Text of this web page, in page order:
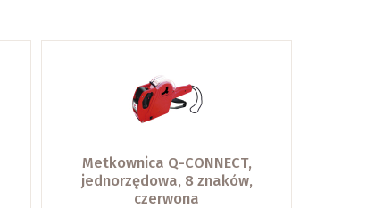
Metkownica Q-CONNECT,
jednorzędowa, 8 znaków,
czerwona